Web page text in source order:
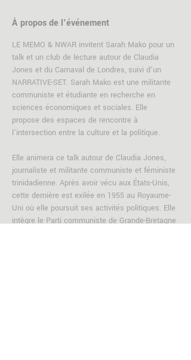
À propos de l'événement
LE MEMO & NWAR invitent Sarah Mako pour un
talk et un club de lecture autour de Claudia
Jones et du Carnaval de Londres, suivi d’un
NARRATIVE-SET. Sarah Mako est une militante
communiste et étudiante en recherche en
sciences économiques et sociales. Elle
propose des espaces de rencontre à
l’intersection entre la culture et la politique.
Elle animera ce talk autour de Claudia Jones,
journaliste et militante communiste et féministe
trinidadienne. Après avoir vécu aux États-Unis,
cette dernière est exilée en 1955 au Royaume-
Uni où elle poursuit ses activités politiques. Elle
intègre le Parti communiste de Grande-Bretagne